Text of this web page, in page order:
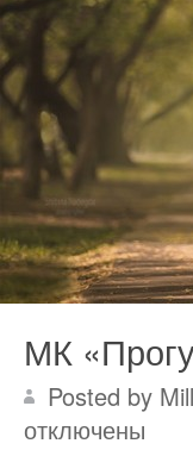
МК
Posted by
отключены